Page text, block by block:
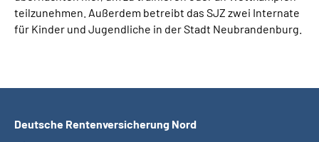
teilzunehmen. Außerdem betreibt das SJZ zwei Internate
für Kinder und Jugendliche in der Stadt Neubrandenburg.
Deutsche Rentenversicherung Nord